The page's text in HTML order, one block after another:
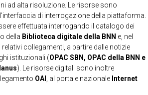
ad alta risoluzione. Le risorse sono
di interrogazione della piattaforma.
effettuata interrogando il catalogo dei
della Biblioteca digitale della BNN e, nel
collegamenti, a partire dalle notizie
istituzionali (OPAC SBN, OPAC della BNN e
). Le risorse digitali sono inoltre
OAI , al portale nazionale Internet